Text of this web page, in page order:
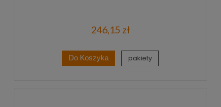
246,15 zł
Do Koszyka pakiety